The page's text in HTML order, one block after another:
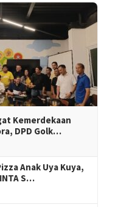
Kemerdekaan
DPD Golk…
Anak Uya Kuya,
S…